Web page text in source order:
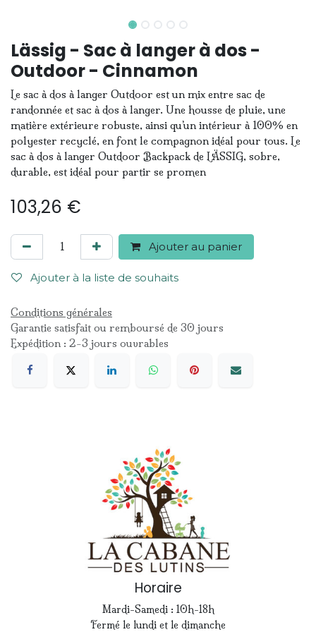
Lässig - Sac à langer à dos -
Outdoor - Cinnamon
Le sac à dos à langer Outdoor est un mix entre sac de
randonnée et sac à dos à langer. Une housse de pluie, une
matière extérieure robuste, ainsi qu’un intérieur à 100% en
polyester recyclé, en font le compagnon idéal pour tous. Le
sac à dos à langer Outdoor Backpack de LÄSSIG, sobre,
durable, est idéal pour partir se promen
103,26 €
Ajouter au panier
Ajouter à la liste de souhaits
Conditions générales
Garantie satisfait ou remboursé de 30 jours
Expédition : 2-3 jours ouvrables
Horaire
Mardi-Samedi : 10h-18h
Fermé le lundi et le dimanche